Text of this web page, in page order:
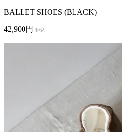
BALLET SHOES (BLACK)
42,900円 税込